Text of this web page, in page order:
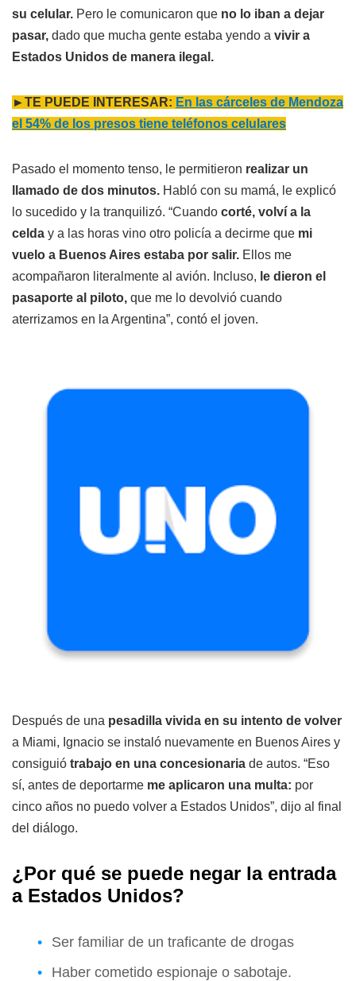
su celular. Pero le comunicaron que no lo iban a dejar
pasar, dado que mucha gente estaba yendo a vivir a
Estados Unidos de manera ilegal.
►TE PUEDE INTERESAR: En las cárceles de Mendoza
el 54% de los presos tiene teléfonos celulares
Pasado el momento tenso, le permitieron realizar un
llamado de dos minutos. Habló con su mamá, le explicó
lo sucedido y la tranquilizó. “Cuando corté, volví a la
celda y a las horas vino otro policía a decirme que mi
vuelo a Buenos Aires estaba por salir. Ellos me
acompañaron literalmente al avión. Incluso, le dieron el
pasaporte al piloto, que me lo devolvió cuando
aterrizamos en la Argentina”, contó el joven.
Después de una pesadilla vivida en su intento de volver
a Miami, Ignacio se instaló nuevamente en Buenos Aires y
consiguió trabajo en una concesionaria de autos. “Eso
sí, antes de deportarme me aplicaron una multa: por
cinco años no puedo volver a Estados Unidos”, dijo al final
del diálogo.
¿Por qué se puede negar la entrada
a Estados Unidos?
Ser familiar de un traficante de drogas
Haber cometido espionaje o sabotaje.